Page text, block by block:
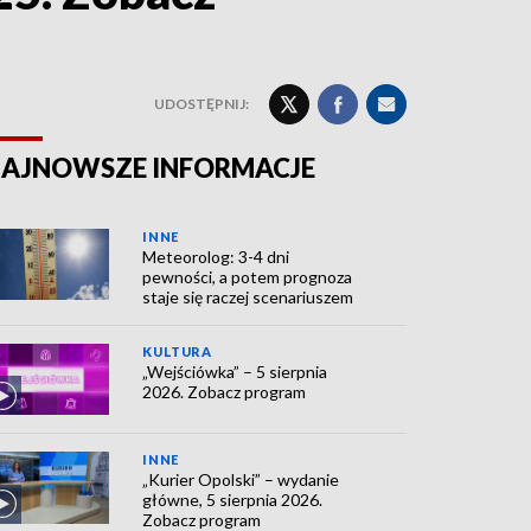
UDOSTĘPNIJ:
INFORMACJE
INNE
Meteorolog: 3-4 dni
pewności, a potem prognoza
staje się raczej scenariuszem
KULTURA
„Wejściówka” – 5 sierpnia
2026. Zobacz program
INNE
„Kurier Opolski” – wydanie
główne, 5 sierpnia 2026.
Zobacz program